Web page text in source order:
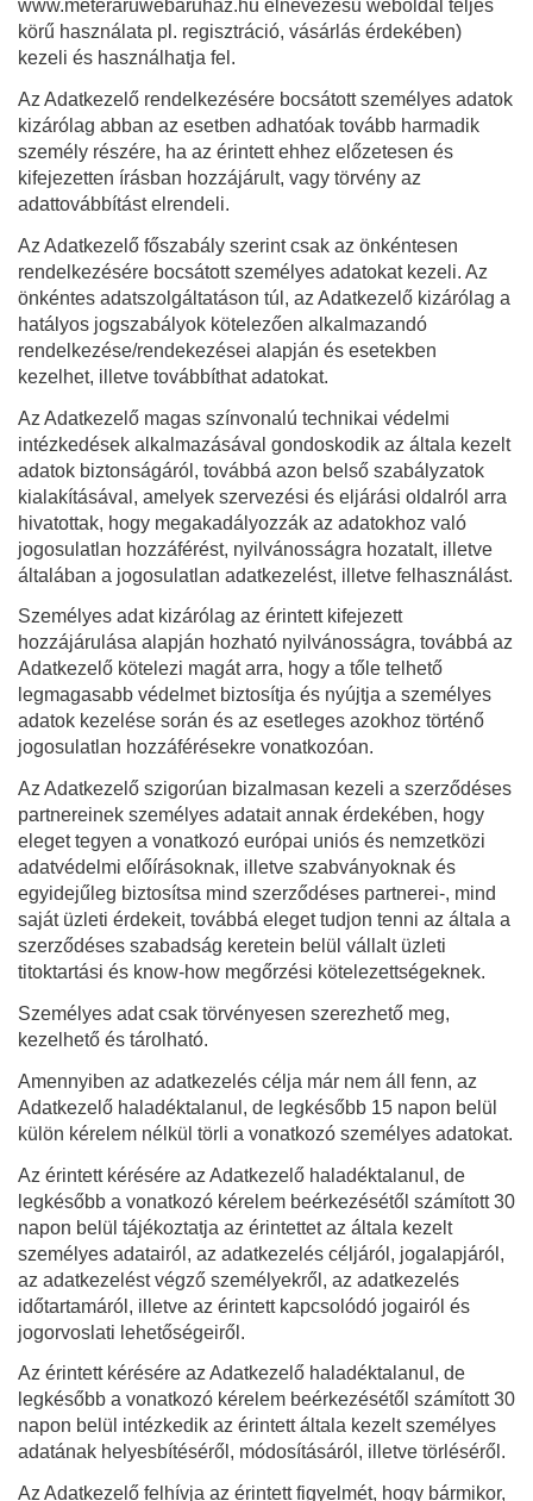
www.meteraruwebaruhaz.hu elnevezésű weboldal teljes
körű használata pl. regisztráció, vásárlás érdekében)
kezeli és használhatja fel.
Az Adatkezelő rendelkezésére bocsátott személyes adatok
kizárólag abban az esetben adhatóak tovább harmadik
személy részére, ha az érintett ehhez előzetesen és
kifejezetten írásban hozzájárult, vagy törvény az
adattovábbítást elrendeli.
Az Adatkezelő főszabály szerint csak az önkéntesen
rendelkezésére bocsátott személyes adatokat kezeli. Az
önkéntes adatszolgáltatáson túl, az Adatkezelő kizárólag a
hatályos jogszabályok kötelezően alkalmazandó
rendelkezése/rendekezései alapján és esetekben
kezelhet, illetve továbbíthat adatokat.
Az Adatkezelő magas színvonalú technikai védelmi
intézkedések alkalmazásával gondoskodik az általa kezelt
adatok biztonságáról, továbbá azon belső szabályzatok
kialakításával, amelyek szervezési és eljárási oldalról arra
hivatottak, hogy megakadályozzák az adatokhoz való
jogosulatlan hozzáférést, nyilvánosságra hozatalt, illetve
általában a jogosulatlan adatkezelést, illetve felhasználást.
Személyes adat kizárólag az érintett kifejezett
hozzájárulása alapján hozható nyilvánosságra, továbbá az
Adatkezelő kötelezi magát arra, hogy a tőle telhető
legmagasabb védelmet biztosítja és nyújtja a személyes
adatok kezelése során és az esetleges azokhoz történő
jogosulatlan hozzáférésekre vonatkozóan.
Az Adatkezelő szigorúan bizalmasan kezeli a szerződéses
partnereinek személyes adatait annak érdekében, hogy
eleget tegyen a vonatkozó európai uniós és nemzetközi
adatvédelmi előírásoknak, illetve szabványoknak és
egyidejűleg biztosítsa mind szerződéses partnerei-, mind
saját üzleti érdekeit, továbbá eleget tudjon tenni az általa a
szerződéses szabadság keretein belül vállalt üzleti
titoktartási és know-how megőrzési kötelezettségeknek.
Személyes adat csak törvényesen szerezhető meg,
kezelhető és tárolható.
Amennyiben az adatkezelés célja már nem áll fenn, az
Adatkezelő haladéktalanul, de legkésőbb 15 napon belül
külön kérelem nélkül törli a vonatkozó személyes adatokat.
Az érintett kérésére az Adatkezelő haladéktalanul, de
legkésőbb a vonatkozó kérelem beérkezésétől számított 30
napon belül tájékoztatja az érintettet az általa kezelt
személyes adatairól, az adatkezelés céljáról, jogalapjáról,
az adatkezelést végző személyekről, az adatkezelés
időtartamáról, illetve az érintett kapcsolódó jogairól és
jogorvoslati lehetőségeiről.
Az érintett kérésére az Adatkezelő haladéktalanul, de
legkésőbb a vonatkozó kérelem beérkezésétől számított 30
napon belül intézkedik az érintett általa kezelt személyes
adatának helyesbítéséről, módosításáról, illetve törléséről.
Az Adatkezelő felhívja az érintett figyelmét, hogy bármikor,